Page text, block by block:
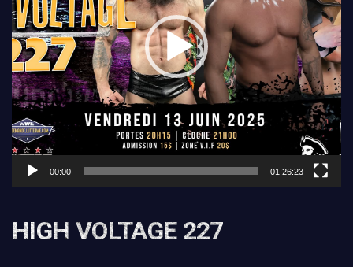
00:00 01:26:23
HIGH VOLTAGE 227